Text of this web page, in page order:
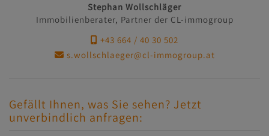
Stephan Wollschläger
Immobilienberater, Partner der CL-immogroup
+43 664 / 40 30 502
s.wollschlaeger@cl-immogroup.at
Gefällt Ihnen, was Sie sehen? Jetzt
unverbindlich anfragen: